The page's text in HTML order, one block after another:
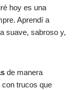
hoy es una
Aprendí a
suave, sabroso y,
de manera
con trucos que